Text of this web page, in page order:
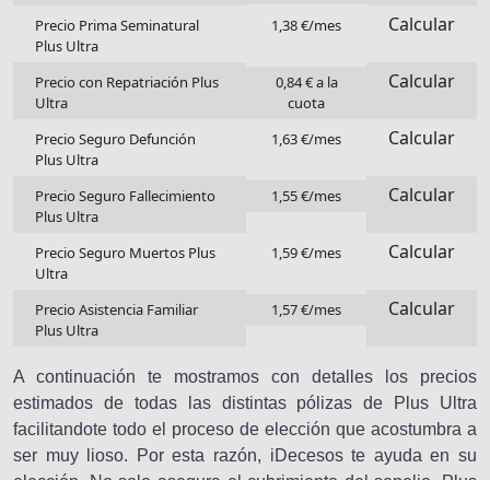
Precio Prima Seminatural
Plus Ultra
1,38 €/mes Calcular
Precio con Repatriación Plus
Ultra
0,84 € a la
cuota
Calcular
Precio Seguro Defunción
Plus Ultra
1,63 €/mes Calcular
Precio Seguro Fallecimiento
Plus Ultra
1,55 €/mes Calcular
Precio Seguro Muertos Plus
Ultra
1,59 €/mes Calcular
Precio Asistencia Familiar
Plus Ultra
1,57 €/mes Calcular
A continuación te mostramos con detalles los precios
estimados de todas las distintas pólizas de Plus Ultra
facilitandote todo el proceso de elección que acostumbra a
ser muy lioso. Por esta razón, iDecesos te ayuda en su